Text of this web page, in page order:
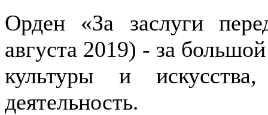
Орден «За заслуги
августа 2019) - за
культуры и
деятельность.